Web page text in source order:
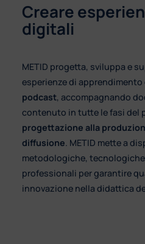
Creare
digitali
METID progetta, sviluppa e
esperienze di
podcast, accompagnando
contenuto in tutte le fasi del
progettazione alla
diffusione. METID mette a
metodologiche,
professionali per garantire
innovazione nella didattica